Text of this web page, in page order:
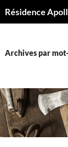
auRésidence
Archives par